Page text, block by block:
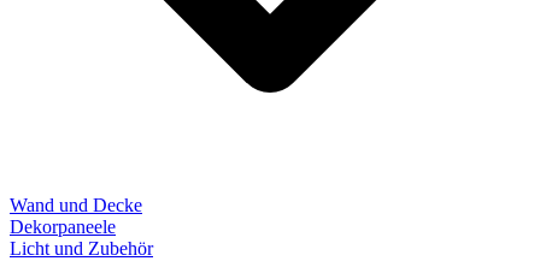
Wand und Decke
Dekorpaneele
Licht und Zubehör